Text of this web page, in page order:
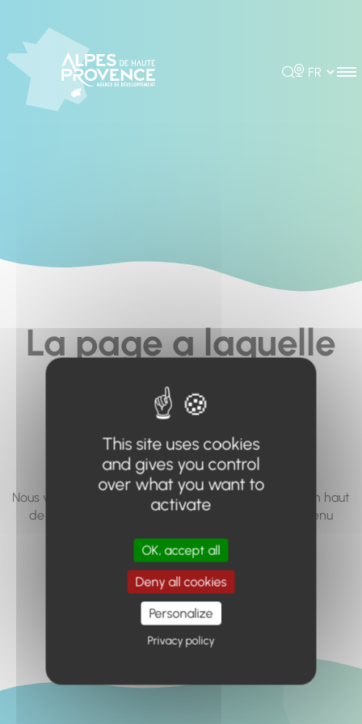
Rechercher
Choisir la
La page a laquelle
vous cherchez à
accéder n'existe
pas... ou plus.
Nous vous invitons à utiliser le moteur de recherche en haut
de page, ou à utiliser le menu pour trouver le contenu
Retour à l'accueil
This site uses cookies
and gives you control
over what you want to
activate
OK, accept all
Deny all cookies
Personalize
Privacy policy